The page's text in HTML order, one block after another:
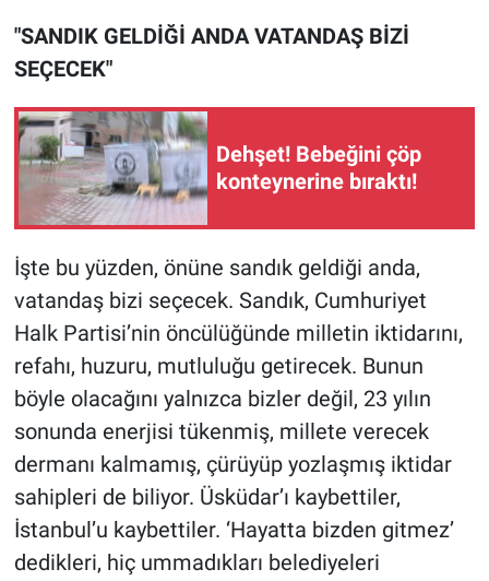
"SANDIK GELDİĞİ ANDA VATANDAŞ BİZİ
SEÇECEK"
Dehşet! Bebeğini çöp
konteynerine bıraktı!
İşte bu yüzden, önüne sandık geldiği anda,
vatandaş bizi seçecek. Sandık, Cumhuriyet
Halk Partisi’nin öncülüğünde milletin iktidarını,
refahı, huzuru, mutluluğu getirecek. Bunun
böyle olacağını yalnızca bizler değil, 23 yılın
sonunda enerjisi tükenmiş, millete verecek
dermanı kalmamış, çürüyüp yozlaşmış iktidar
sahipleri de biliyor. Üsküdar’ı kaybettiler,
İstanbul’u kaybettiler. ‘Hayatta bizden gitmez’
dedikleri, hiç ummadıkları belediyeleri